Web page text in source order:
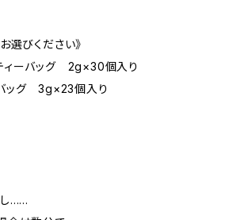
選びください》
ィーバッグ 2g×30個入り
ッグ 3g×23個入り
し……